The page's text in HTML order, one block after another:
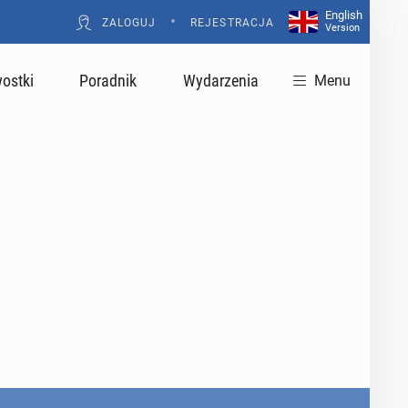
ZALOGUJ • REJESTRACJA
English
Version
Poradnik Wydarzenia Menu